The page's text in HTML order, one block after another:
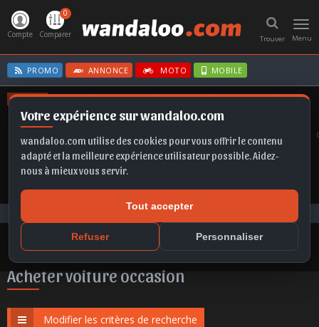
Votre expérience sur wandaloo.com
wandaloo.com utilise des cookies pour vous offrir le contenu
adapté et la meilleure expérience utilisateur possible. Aidez-
nous à mieux vous servir.
Tout accepter
Refuser Personnaliser
Menu
Trouver
Compte
0
Comparer
PROMO ANNONCE MOTO MOBILE
OFFRES
FABIA B10 FORMENTOR
Voiture Occasion Maroc Acheter Opel Astra occasion au Maroc
Acheter voiture occasion
Modifier les critères de recherche